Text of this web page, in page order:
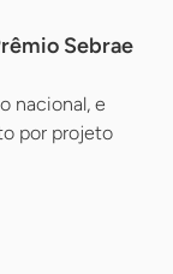
Sebrae
nacional, e
por projeto